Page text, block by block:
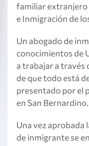
familiar extranjero
e Inmigración de
Un abogado de
conocimientos de
a trabajar a través
de que todo está
presentado por el
en San Bernardino.
Una vez aprobada
de inmigrante se